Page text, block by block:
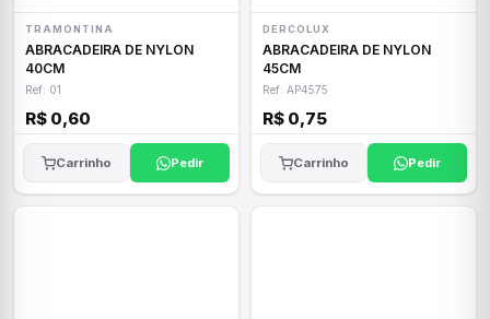
TRAMONTINA
ABRACADEIRA DE NYLON
40CM
Ref: 01
R$ 0,60
Carrinho Pedir
DERCOLUX
ABRACADEIRA DE NYLON
45CM
Ref: AP4575
R$ 0,75
Carrinho Pedir